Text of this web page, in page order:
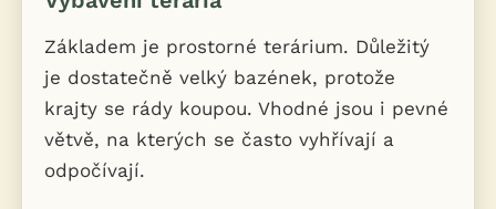
Základem je prostorné terárium. Důležitý
je dostatečně velký bazének, protože
krajty se rády koupou. Vhodné jsou i pevné
větvě, na kterých se často vyhřívají a
odpočívají.